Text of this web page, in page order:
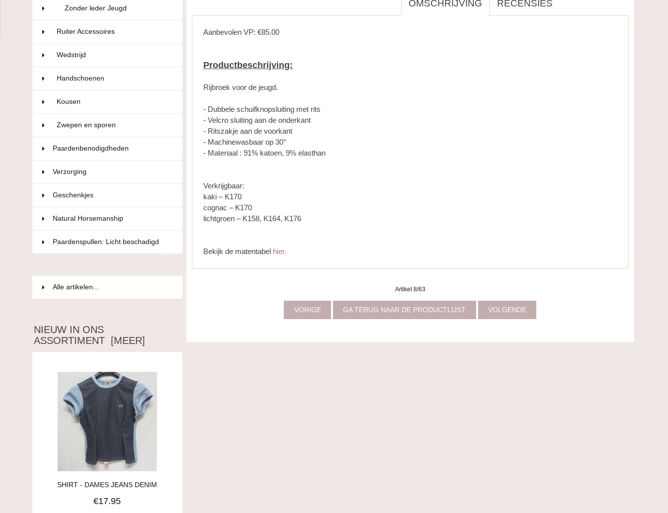
Zonder leder Jeugd
Ruiter Accessoires
Wedstrijd
Handschoenen
Kousen
Zwepen en sporen
Paardenbenodigdheden
Verzorging
Geschenkjes
Natural Horsemanship
Paardenspullen: Licht beschadigd
85
Alle artikelen...
NIEUW IN ONS
ASSORTIMENT [MEER]
SHIRT - DAMES JEANS DENIM
€17.95
OMSCHRIJVING RECENSIES
Aanbevolen VP: €85.00
Productbeschrijving:
Rijbroek voor de jeugd.
- Dubbele schuifknopsluiting met rits
- Velcro sluiting aan de onderkant
- Ritszakje aan de voorkant
- Machinewasbaar op 30°
- Materiaal : 91% katoen, 9% elasthan
Verkrijgbaar:
kaki – K170
cognac – K170
lichtgroen – K158, K164, K176
Bekijk de matentabel hier.
Artikel 8/63
VORIGE GA TERUG NAAR DE PRODUCTLIJST VOLGENDE